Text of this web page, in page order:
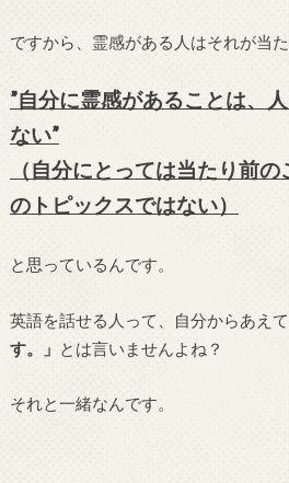
ですから、霊感がある人はそれが当
”自分に霊感があることは、
ない”
（自分にとっては当たり前
のトピックスではない）
と思っているんです。
英語を話せる人って、自分からあえて
す。」
とは言いませんよね？
それと一緒なんです。